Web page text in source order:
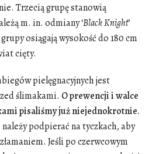
Trzecią grupę stanowią
m. in. odmiany ‘BlackKnight’
osiągają wysokość do 180 cm
cięty.
pielęgnacyjnych jest
ślimakami. O prewencji i walce
pisaliśmy już niejednokrotnie.
podpierać na tyczkach, aby
Jeśli po czerwcowym